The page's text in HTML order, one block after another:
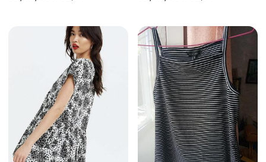
126 грн
New Look
80 грн 16
ZARA